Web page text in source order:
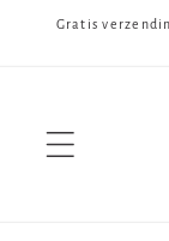
naar de
Gratis